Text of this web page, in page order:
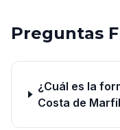
Preguntas
¿Cuál es la
Costa de